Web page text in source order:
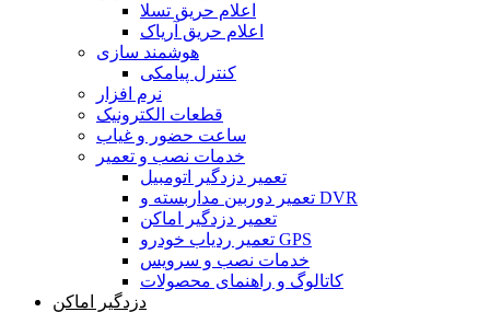
اعلام حریق تسلا
اعلام حریق آریاک
هوشمند سازی
کنترل پیامکی
نرم افزار
قطعات الکترونیک
ساعت حضور و غیاب
خدمات نصب و تعمیر
تعمیر دزدگیر اتومبیل
تعمیر دوربین مداربسته و DVR
تعمیر دزدگیر اماکن
تعمیر ردیاب خودرو GPS
خدمات نصب و سرویس
کاتالوگ و راهنمای محصولات
دزدگیر اماکن